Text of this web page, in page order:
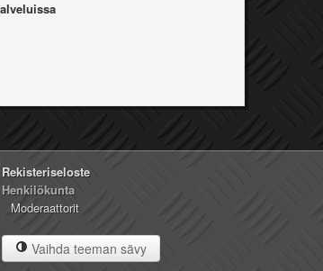
Rekisteriseloste
Henkilökunta
Moderaattorit
Vaihda teeman sävy